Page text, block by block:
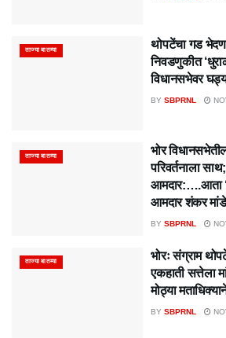
ताज्या बातम्या
थोपटेंचा गड
निवडणुकीत
विधानसभेवर
BY SBPRNL
ताज्या बातम्या
भोर
परिवर्तनाला
आमदार:….आता
आमदार शंकर
BY SBPRNL
ताज्या बातम्या
भोरः संग्राम
एकहाती सत्तेला
मोठ्या
BY SBPRNL